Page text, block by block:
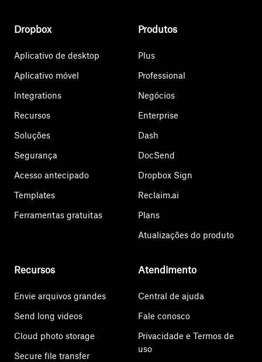
Dropbox
Aplicativo de desktop
Aplicativo móvel
Integrations
Recursos
Soluções
Segurança
Acesso antecipado
Templates
Ferramentas gratuitas
Produtos
Plus
Professional
Negócios
Enterprise
Dash
DocSend
Dropbox Sign
Reclaim.ai
Plans
Atualizações do produto
Recursos
Envie arquivos grandes
Send long videos
Cloud photo storage
Secure file transfer
Atendimento
Central de ajuda
Fale conosco
Privacidade e Termos de
uso